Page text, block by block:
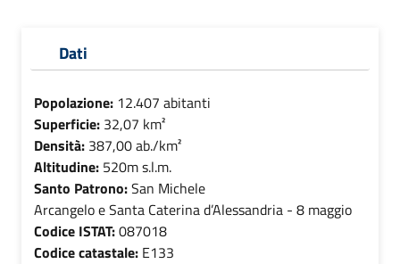
Dati
Popolazione: 12.407 abitanti
Superficie: 32,07 km²
Densità: 387,00 ab./km²
Altitudine: 520m s.l.m.
Santo Patrono:San Michele
Arcangelo e Santa Caterina d’Alessandria - 8 maggio
Codice ISTAT:087018
Codice catastale: E133